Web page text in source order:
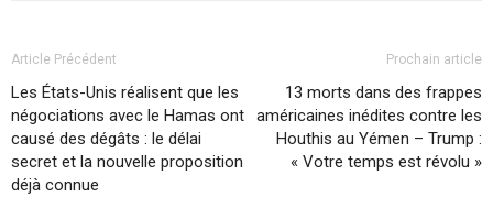
Article Précédent
Les États-Unis réalisent que les
négociations avec le Hamas ont
causé des dégâts : le délai
secret et la nouvelle proposition
déjà connue
Prochain article
13 morts dans des frappes
américaines inédites contre les
Houthis au Yémen – Trump :
« Votre temps est révolu »